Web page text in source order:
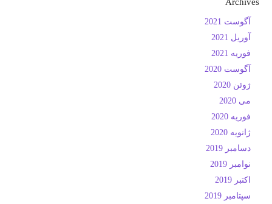
آگوست 2021
آوریل 2021
فوریه 2021
آگوست 2020
ژوئن 2020
می 2020
فوریه 2020
ژانویه 2020
دسامبر 2019
نوامبر 2019
اکتبر 2019
سپتامبر 2019